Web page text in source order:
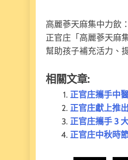
高麗蔘天麻集中力飲
正官庄「高麗蔘天麻
幫助孩子補充活力、
相關文章:
正官庄攜手中
正官庄獻上推
正官庄攜手 3
正官庄中秋時